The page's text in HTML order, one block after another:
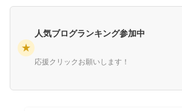
★
人気ブログランキング参加中
応援クリックお願いします！